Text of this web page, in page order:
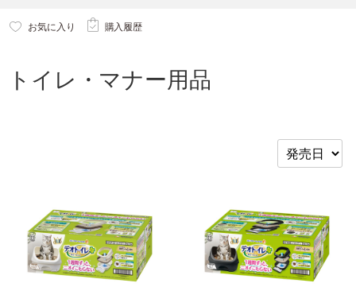
お気に入り 購入履歴
トイレ・マナー用品